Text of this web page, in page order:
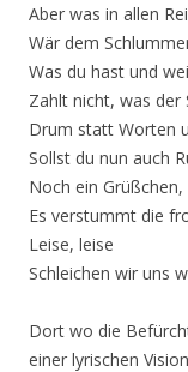
Aber was in allen
Wär dem
Was du hast und
Zahlt nicht, was der
Drum statt Worten
Sollst du nun auch
Noch ein
Es verstummt die
Leise, leise
Schleichen wir uns
Dort wo die
einer lyrischen